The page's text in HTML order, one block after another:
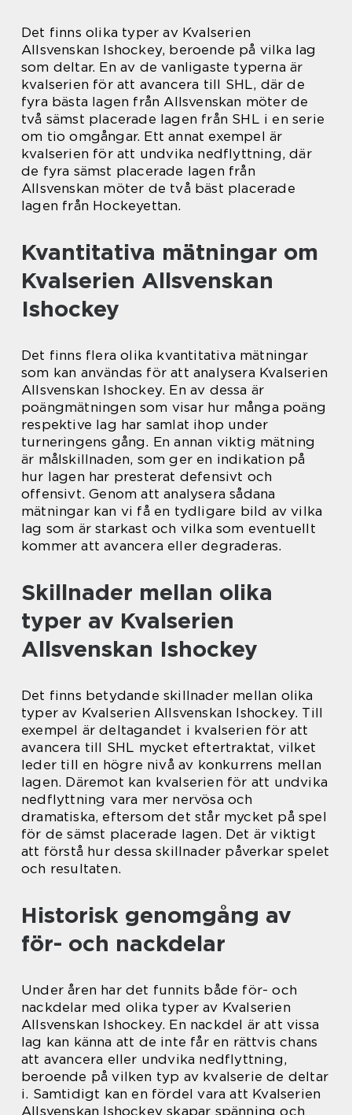
Det finns olika typer av Kvalserien
Allsvenskan Ishockey, beroende på vilka lag
som deltar. En av de vanligaste typerna är
kvalserien för att avancera till SHL, där de
fyra bästa lagen från Allsvenskan möter de
två sämst placerade lagen från SHL i en serie
om tio omgångar. Ett annat exempel är
kvalserien för att undvika nedflyttning, där
de fyra sämst placerade lagen från
Allsvenskan möter de två bäst placerade
lagen från Hockeyettan.
Kvantitativa mätningar om
Kvalserien Allsvenskan
Ishockey
Det finns flera olika kvantitativa mätningar
som kan användas för att analysera Kvalserien
Allsvenskan Ishockey. En av dessa är
poängmätningen som visar hur många poäng
respektive lag har samlat ihop under
turneringens gång. En annan viktig mätning
är målskillnaden, som ger en indikation på
hur lagen har presterat defensivt och
offensivt. Genom att analysera sådana
mätningar kan vi få en tydligare bild av vilka
lag som är starkast och vilka som eventuellt
kommer att avancera eller degraderas.
Skillnader mellan olika
typer av Kvalserien
Allsvenskan Ishockey
Det finns betydande skillnader mellan olika
typer av Kvalserien Allsvenskan Ishockey. Till
exempel är deltagandet i kvalserien för att
avancera till SHL mycket eftertraktat, vilket
leder till en högre nivå av konkurrens mellan
lagen. Däremot kan kvalserien för att undvika
nedflyttning vara mer nervösa och
dramatiska, eftersom det står mycket på spel
för de sämst placerade lagen. Det är viktigt
att förstå hur dessa skillnader påverkar spelet
och resultaten.
Historisk genomgång av
för- och nackdelar
Under åren har det funnits både för- och
nackdelar med olika typer av Kvalserien
Allsvenskan Ishockey. En nackdel är att vissa
lag kan känna att de inte får en rättvis chans
att avancera eller undvika nedflyttning,
beroende på vilken typ av kvalserie de deltar
i. Samtidigt kan en fördel vara att Kvalserien
Allsvenskan Ishockey skapar spänning och